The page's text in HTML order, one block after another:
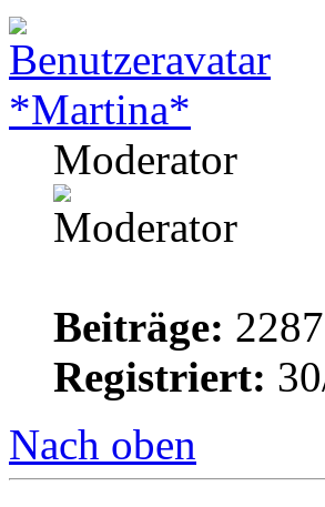
*Martina*
Moderator
Beiträge: 2287
Registriert:
Nach oben